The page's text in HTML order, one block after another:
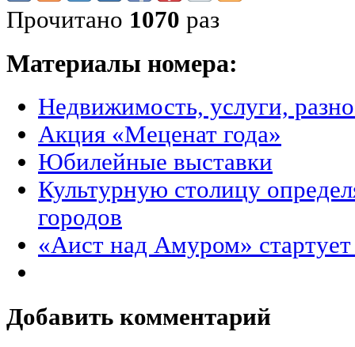
Прочитано 1070 раз
Материалы номера:
Недвижимость, услуги,
Акция «Меценат года»
Юбилейные выставки
Культурную столицу
городов
«Аист над Амуром»
Добавить комментарий